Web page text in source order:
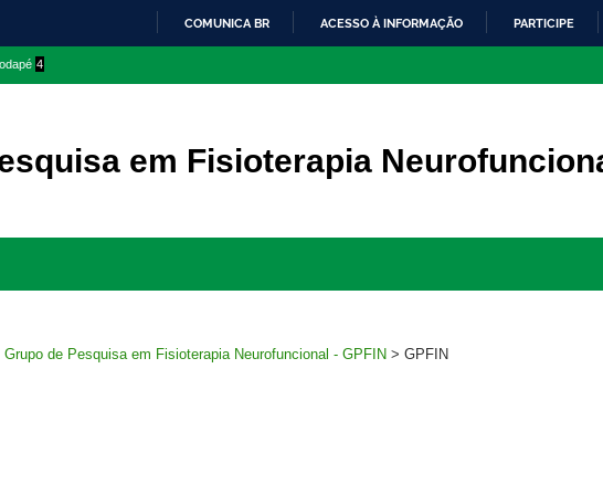
O
COMUNICA BR ACESSO À INFORMAÇÃO PARTICIPE
4
em Fisioterapia
Grupo de Pesquisa em Fisioterapia Neurofuncional - GPFIN > GPFIN